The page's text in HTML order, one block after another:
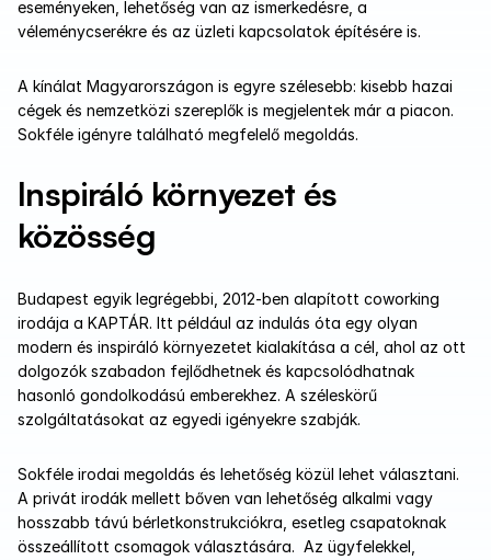
eseményeken, lehetőség van az ismerkedésre, a
véleménycserékre és az üzleti kapcsolatok építésére is.
A kínálat Magyarországon is egyre szélesebb: kisebb hazai
cégek és nemzetközi szereplők is megjelentek már a piacon.
Sokféle igényre található megfelelő megoldás.
Inspiráló környezet és
közösség
Budapest egyik legrégebbi, 2012-ben alapított coworking
irodája a KAPTÁR. Itt például az indulás óta egy olyan
modern és inspiráló környezetet kialakítása a cél, ahol az ott
dolgozók szabadon fejlődhetnek és kapcsolódhatnak
hasonló gondolkodású emberekhez. A széleskörű
szolgáltatásokat az egyedi igényekre szabják.
Sokféle irodai megoldás és lehetőség közül lehet választani.
A privát irodák mellett bőven van lehetőség alkalmi vagy
hosszabb távú bérletkonstrukciókra, esetleg csapatoknak
összeállított csomagok választására.  Az ügyfelekkel,